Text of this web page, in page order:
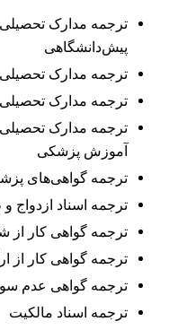
ترجمه مدارک تحصیلی در
پیش‌دانشگاهی
ترجمه مدارک تحصیلی
ترجمه مدارک تحصیلی
ترجمه مدارک تحصیلی
آموزش پزشکی
ترجمه گواهی‌های
ترجمه اسناد ازدواج و
ترجمه گواهی کار از
ترجمه گواهی کار از
ترجمه گواهی عدم سوء
ترجمه اسناد مالکیت